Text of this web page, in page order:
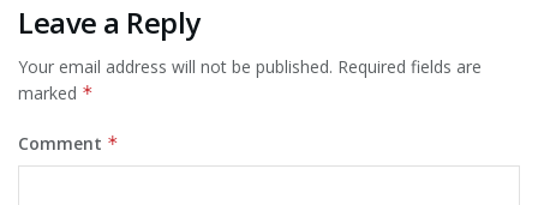
Leave a Reply
Your email address will not be published. Required fields are
marked *
Comment *